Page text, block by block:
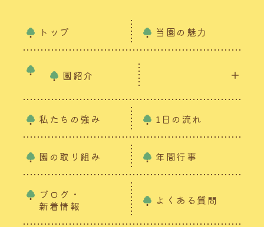
トップ 当園の魅力
園紹介
私たちの強み 1日の流れ
園の取り組み 年間行事
ブログ・
新着情報
よくある質問